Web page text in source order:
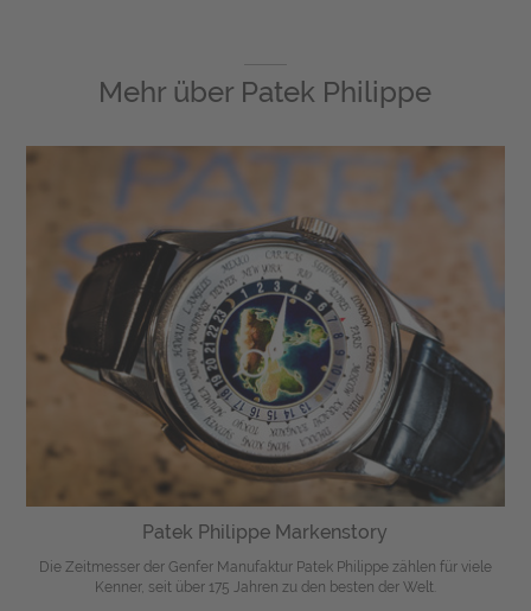
Mehr über Patek Philippe
Patek Philippe Markenstory
Die Zeitmesser der Genfer Manufaktur Patek Philippe zählen für viele
Kenner, seit über 175 Jahren zu den besten der Welt.